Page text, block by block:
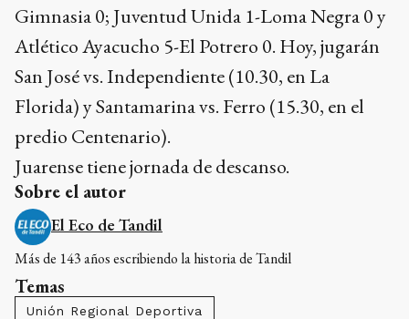
Gimnasia 0; Juventud Unida 1-Loma Negra 0 y
Atlético Ayacucho 5-El Potrero 0. Hoy, jugarán
San José vs. Independiente (10.30, en La
Florida) y Santamarina vs. Ferro (15.30, en el
predio Centenario).
Juarense tiene jornada de descanso.
Sobre el autor
El Eco de Tandil
Más de 143 años escribiendo la historia de Tandil
Temas
Unión Regional Deportiva